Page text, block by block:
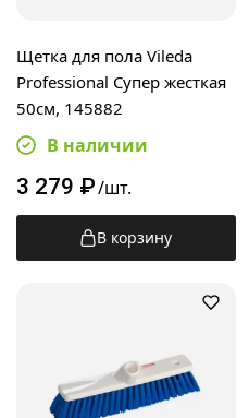
Щетка для пола Vileda
Professional Супер жесткая
50см, 145882
В наличии
3 279 ₽/шт.
В корзину